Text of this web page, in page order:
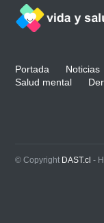
Portada Noticias
Salud mental
© Copyright DAST.cl -